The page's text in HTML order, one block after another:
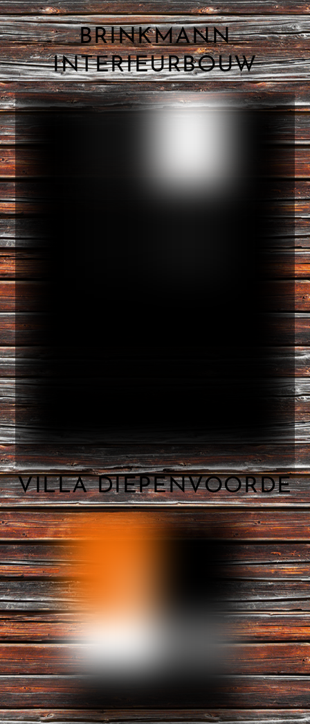
BRINKMANN
INTERIEURBOUW
VILLA DIEPENVOORDE